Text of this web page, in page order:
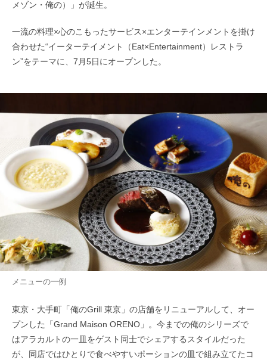
メゾン・俺の）」が誕生。
一流の料理×心のこもったサービス×エンターテインメントを掛け
合わせた“イーターテイメント（Eat×Entertainment）レストラ
ン”をテーマに、7月5日にオープンした。
メニューの一例
東京・大手町「俺のGrill 東京」の店舗をリニューアルして、オー
プンした「Grand Maison ORENO」。今までの俺のシリーズで
はアラカルトの一皿をゲスト同士でシェアするスタイルだった
が、同店ではひとりで食べやすいポーションの皿で組み立てたコ